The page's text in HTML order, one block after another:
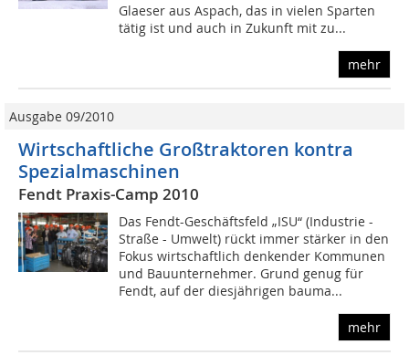
Glaeser aus Aspach, das in vielen Sparten
tätig ist und auch in Zukunft mit zu...
mehr
Ausgabe 09/2010
Wirtschaftliche Großtraktoren kontra
Spezialmaschinen
Fendt Praxis-Camp 2010
Das Fendt-Geschäftsfeld „ISU“ (Industrie -
Straße - Umwelt) rückt immer stärker in den
Fokus wirtschaftlich denkender Kommunen
und Bauunternehmer. Grund genug für
Fendt, auf der diesjährigen bauma...
mehr